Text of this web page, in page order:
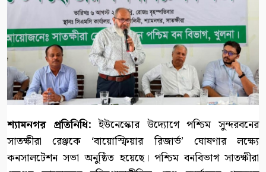
শ্যামনগর প্রতিনিধি: ইউনেস্কোর উদ্যোগে পশ্চিম সুন্দরবনের
সাতক্ষীরা রেঞ্জকে ‘বায়োস্ফিয়ার রিজার্ভ’ ঘোষণার লক্ষ্যে
কনসালটেশন সভা অনুষ্ঠিত হয়েছে। পশ্চিম বনবিভাগ সাতক্ষীরা